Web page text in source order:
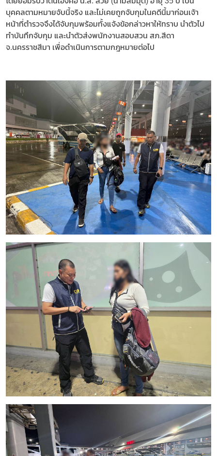
บุคคลตามหมายจับนี้จริง และไม่เคยถูกจับกุมในคดีนี้มาก่อนเจ้า
หน้าที่ตำรวจจึงได้จับกุมพร้อมทั้งแจ้งข้อกล่าวหาให้ทราบ นำตัวไป
ทำบันทึกจับกุม และนำตัวส่งพนักงานสอบสวน สภ.สีดา
จ.นครราชสีมา เพื่อดำเนินการตามกฎหมายต่อไป